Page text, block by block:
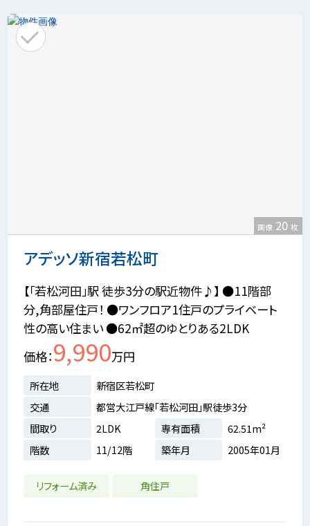
アデッソ新宿若松町
画像 20 枚
【「若松河田」駅 徒歩3分の駅近物件♪】 ●11階部
分,角部屋住戸！ ●ワンフロア1住戸のプライベート
性の高い住まい ●62㎡超のゆとりある2LDK
価格 9,990万円
所在地
新宿区若松町
交通
都営大江戸線「若松河田」駅徒歩3分
間取り
2LDK 専有面積
62.51m²
階数
11/12階 築年月 2005年01月
リフォーム済み 角住戸